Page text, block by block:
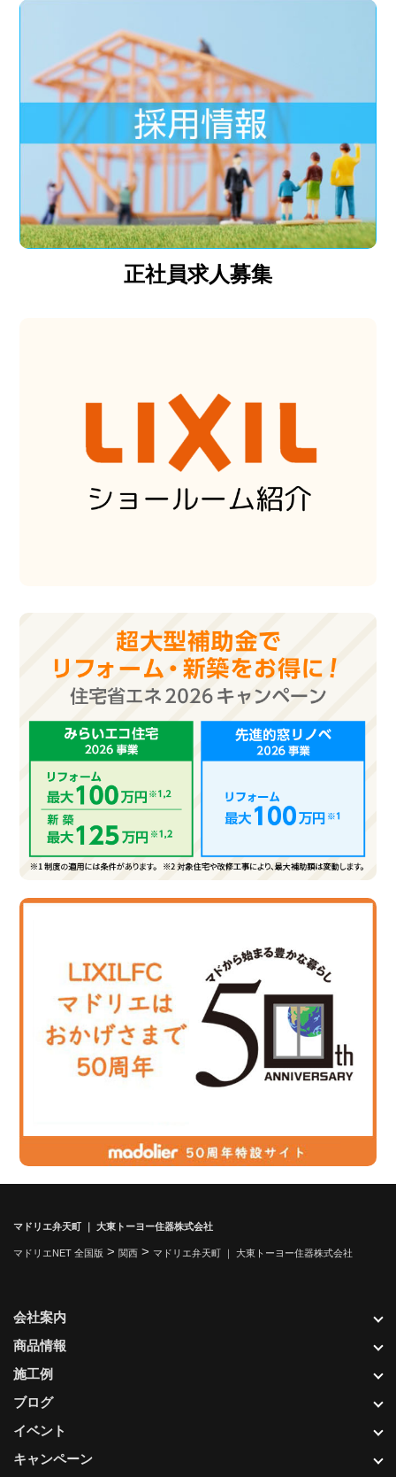
正社員求人募集
マドリエ弁天町 ｜ 大東トーヨー住器株式会社
マドリエNET 全国版 > 関西 > マドリエ弁天町 ｜ 大東トーヨー住器株式会社
会社案内
商品情報
施工例
ブログ
イベント
キャンペーン